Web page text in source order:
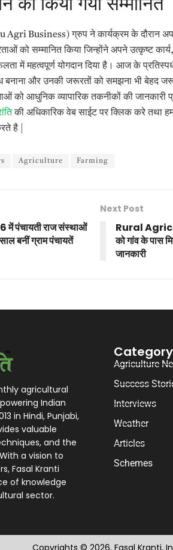
को किया गया सम्मानित
Agri Business) ग्रुप ने कार्यक्रम के दौरान
को सम्मानित किया जिन्होंने अपने उत्कृष्ट
में महत्वपूर्ण योगदान दिया है। आज के
और उनकी जरूरतों को समझना भी बेहद
को आधुनिक व्यापारिक तकनीकों की जानकारी
की अधिकारिक वेब साईट पर क्लिक करे तथा
है |
Agriculture Farming
में पंचायती राज संस्थाओं
बनीं ग्राम पंचायतें
Next Post
Rural
को गांव के पास
जानकारी
agricultural
Indian
in Hindi, Punjabi,
valuable
and the
a vision to
Fasal Kranti
of knowledge
sector.
Category
Agriculture
Success
Interviews
Weather
Articles
Schemes
Copyrights © 2026. Fasal Kranti,